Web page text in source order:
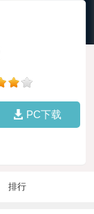
PC下载
排行